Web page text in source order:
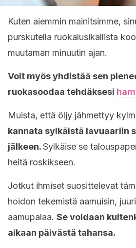
Kuten aiemmin mainitsimme,
purskutella ruokalusikallista
muutaman minuutin ajan.
Voit myös yhdistää sen
ruokasoodaa tehdäksesi
Muista, että öljy jähmettyy
kannata sylkäistä lavuaariin
jälkeen.Sylkäise se
heitä roskikseen.
Jotkut ihmiset suosittelevat
hoidon tekemistä aamuisin,
aamupalaa. Se voidaan
aikaan päivästä tahansa.